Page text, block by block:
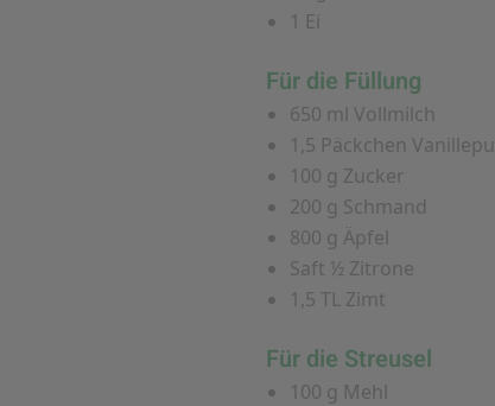
1 Ei
Für die Füllung
650 ml Vollmilch
1,5 Päckchen
100 g Zucker
200 g Schmand
800 g Äpfel
Saft ½ Zitrone
1,5 TL Zimt
Für die Streusel
100 g Mehl